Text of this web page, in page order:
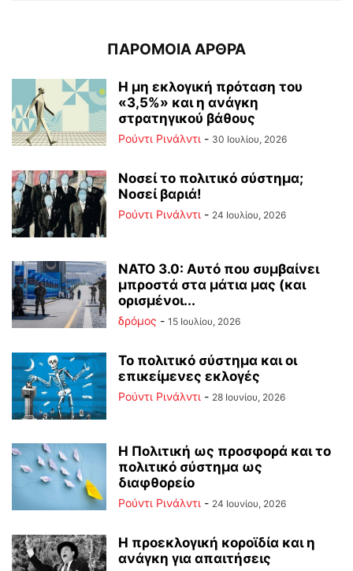
ΠΑΡΟΜΟΙΑ ΑΡΘΡΑ
Η μη εκλογική πρόταση του
«3,5%» και η ανάγκη
στρατηγικού βάθους
Ρούντι Ρινάλντι - 30 Ιουλίου, 2026
Νοσεί το πολιτικό σύστημα;
Νοσεί βαριά!
Ρούντι Ρινάλντι - 24 Ιουλίου, 2026
ΝΑΤΟ 3.0: Αυτό που συμβαίνει
μπροστά στα μάτια μας (και
ορισμένοι...
δρόμος - 15 Ιουλίου, 2026
Το πολιτικό σύστημα και οι
επικείμενες εκλογές
Ρούντι Ρινάλντι - 28 Ιουνίου, 2026
Η Πολιτική ως προσφορά και το
πολιτικό σύστημα ως
διαφθορείο
Ρούντι Ρινάλντι - 24 Ιουνίου, 2026
Η προεκλογική κοροϊδία και η
ανάγκη για απαιτήσεις